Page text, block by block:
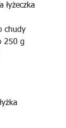
łyżeczka
chudy
250 g